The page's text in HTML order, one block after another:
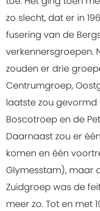
zo slecht, dat er in
fusering van de
verkennersgroepen.
zouden er drie
Centrumgroep,
laatste zou
Boscotroep en de
Daarnaast zou er
komen en één
Glymesstam), maar
Zuidgroep was de
meer zo. Tot en met